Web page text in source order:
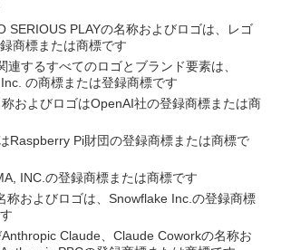
SERIOUS PLAYの名称およびロゴは、レゴ
商標または商標です
連するすべてのロゴとブランド要素は、
の商標または登録商標です
称およびロゴはOpenAI社の登録商標または商
Raspberry Pi財団の登録商標または商標で
INC.の登録商標または商標です
称およびロゴは、Snowflake Inc.の登録商標
Anthropic Claude、Claude Coworkの名称お